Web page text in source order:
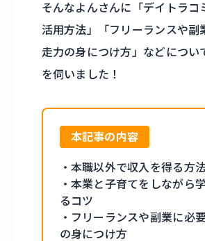
そんなよんさんに「デイトラコ
活用方法」「フリーランスや副
走力の身につけ方」などについ
を伺いました！
本記事の内容
・本職以外で収入を得る方
・本業と子育てをしながら
るコツ
・フリーランスや副業に必
の身につけ方